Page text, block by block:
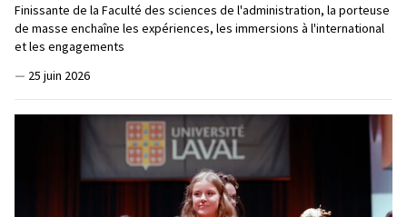
Finissante de la Faculté des sciences de l'administration, la porteuse
de masse enchaîne les expériences, les immersions à l'international
et les engagements
— 25 juin 2026